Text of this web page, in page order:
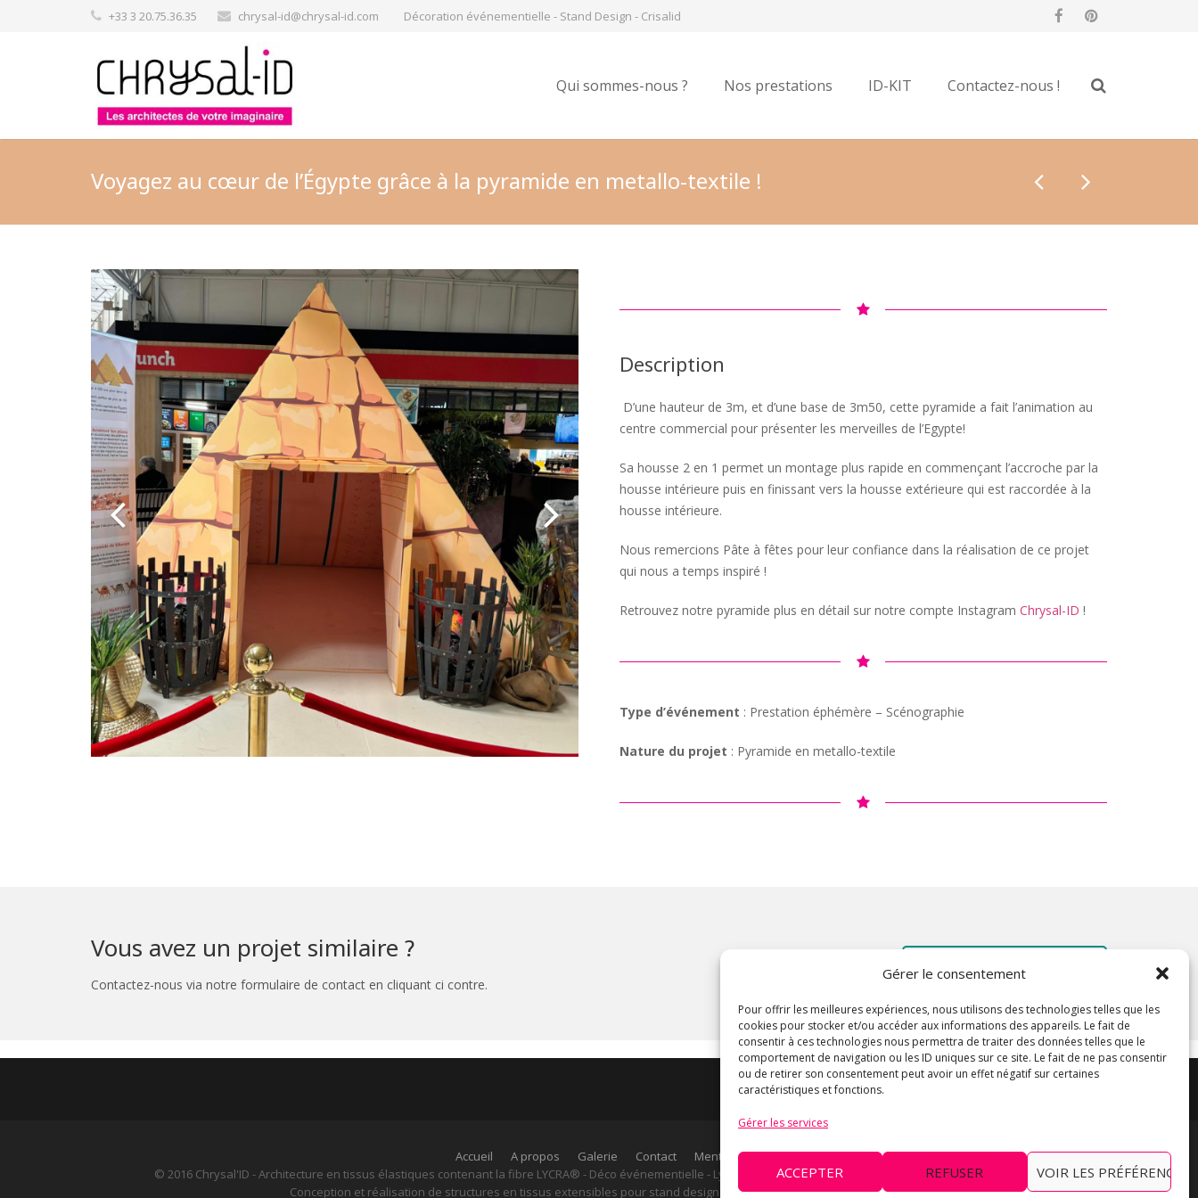
Gérer le consentement
Pour offrir les meilleures expériences, nous utilisons des technologies telles que les
cookies pour stocker et/ou accéder aux informations des appareils. Le fait de
consentir à ces technologies nous permettra de traiter des données telles que le
comportement de navigation ou les ID uniques sur ce site. Le fait de ne pas consentir
ou de retirer son consentement peut avoir un effet négatif sur certaines
caractéristiques et fonctions.
Gérer les services
ACCEPTER REFUSER VOIR LES PRÉFÉRENCES
+33 3 20.75.36.35 chrysal-id@chrysal-id.com Décoration événementielle - Stand Design - Crisalid
Qui sommes-nous ? Nos prestations ID-KIT Contactez-nous !
Voyagez au cœur de l’Égypte grâce à la pyramide en metallo-textile !
Description
D’une hauteur de 3m, et d’une base de 3m50, cette pyramide a fait l’animation au
centre commercial pour présenter les merveilles de l’Egypte!
Sa housse 2 en 1 permet un montage plus rapide en commençant l’accroche par la
housse intérieure puis en finissant vers la housse extérieure qui est raccordée à la
housse intérieure.
Nous remercions Pâte à fêtes pour leur confiance dans la réalisation de ce projet
qui nous a temps inspiré !
Retrouvez notre pyramide plus en détail sur notre compte Instagram Chrysal-ID !
Type d’événement : Prestation éphémère – Scénographie
Nature du projet : Pyramide en metallo-textile
Vous avez un projet similaire ?
Contactez-nous via notre formulaire de contact en cliquant ci contre.
Accueil A propos Galerie Contact
Mentions légales
© 2016 Chrysal'ID - Architecture en tissus élastiques contenant la fibre LYCRA® - Déco événementielle - Lycra design - Location et décoration personnalisée. Chrisalid
Conception et réalisation de structures en tissus extensibles pour stand design ou pour une déco evenementielle.